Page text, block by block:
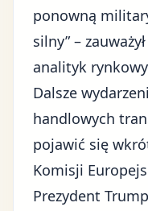
ponowną
silny” –
analityk
Dalsze
handlowych
pojawić się
Komisji
Prezydent